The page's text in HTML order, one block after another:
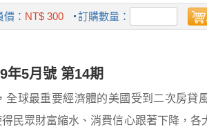
： NT$ 300 訂購數量：
年5月號 第14期
全球最重要經濟體的美國受到二次房貸
民眾財富縮水、消費信心跟著下降，各